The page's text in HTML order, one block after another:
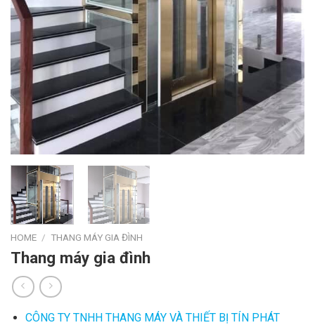
HOME / THANG MÁY GIA ĐÌNH
Thang máy gia đình
CÔNG TY TNHH THANG MÁY VÀ THIẾT BỊ TÍN PHÁT